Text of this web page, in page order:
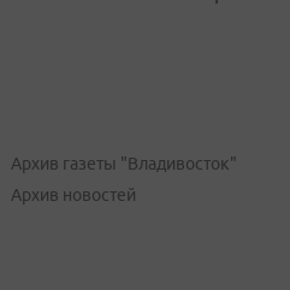
Архив газеты "Владивосток"
Архив новостей